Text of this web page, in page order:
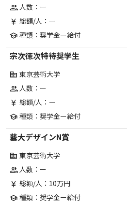
group人数：ー
currency_yen 総額/人：ー
school 種類：奨学金ー給付
宗次徳次特待奨学生
corporate_fare 東京芸術大学
group人数：ー
currency_yen 総額/人：ー
school 種類：奨学金ー給付
藝大デザインN賞
corporate_fare 東京芸術大学
group人数：ー
currency_yen 総額/人：10万円
school 種類：奨学金ー給付